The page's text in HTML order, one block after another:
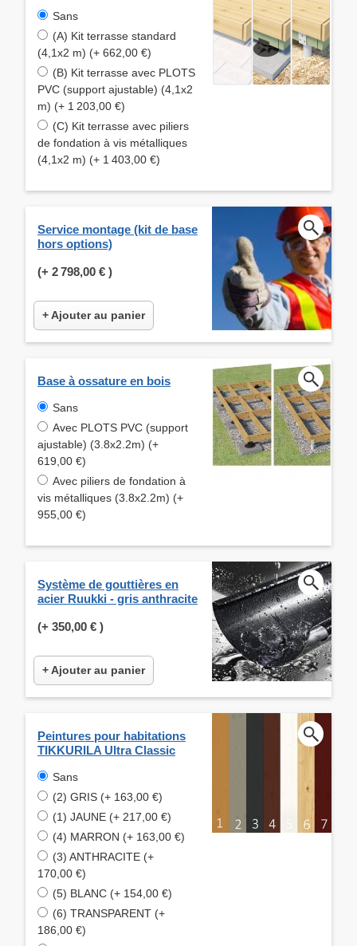
Sans
(A) Kit terrasse standard
(4,1x2 m) (+ 662,00 €)
(B) Kit terrasse avec PLOTS
PVC (support ajustable) (4,1x2
m) (+ 1 203,00 €)
(C) Kit terrasse avec piliers
de fondation à vis métalliques
(4,1x2 m) (+ 1 403,00 €)
Service montage (kit de base
hors options)
(+ 2 798,00 € )
+ Ajouter au panier
Base à ossature en bois
Sans
Avec PLOTS PVC (support
ajustable) (3.8x2.2m) (+
619,00 €)
Avec piliers de fondation à
vis métalliques (3.8x2.2m) (+
955,00 €)
Système de gouttières en
acier Ruukki - gris anthracite
(+ 350,00 € )
+ Ajouter au panier
Peintures pour habitations
TIKKURILA Ultra Classic
Sans
(2) GRIS (+ 163,00 €)
(1) JAUNE (+ 217,00 €)
(4) MARRON (+ 163,00 €)
(3) ANTHRACITE (+
170,00 €)
(5) BLANC (+ 154,00 €)
(6) TRANSPARENT (+
186,00 €)